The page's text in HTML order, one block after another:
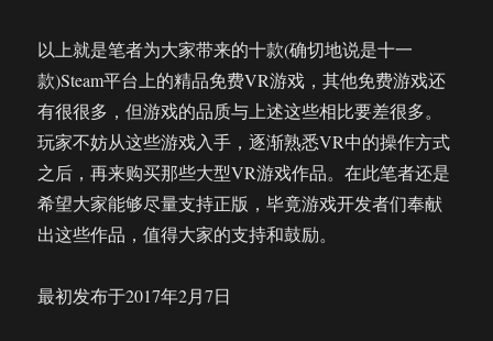
以上就是笔者为大家带来的十款(确切地说是十一
款)Steam平台上的精品免费VR游戏，其他免费游戏还
有很很多，但游戏的品质与上述这些相比要差很多。
玩家不妨从这些游戏入手，逐渐熟悉VR中的操作方式
之后，再来购买那些大型VR游戏作品。在此笔者还是
希望大家能够尽量支持正版，毕竟游戏开发者们奉献
出这些作品，值得大家的支持和鼓励。
最初发布于2017年2月7日